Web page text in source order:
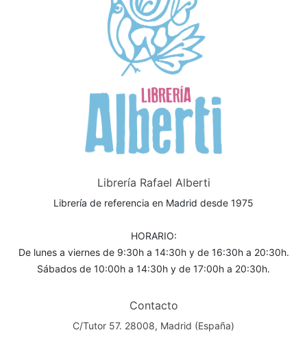
Librería Rafael Alberti
Librería de referencia en Madrid desde 1975
HORARIO:
De lunes a viernes de 9:30h a 14:30h y de 16:30h a 20:30h.
Sábados de 10:00h a 14:30h y de 17:00h a 20:30h.
Contacto
C/Tutor 57. 28008, Madrid (España)